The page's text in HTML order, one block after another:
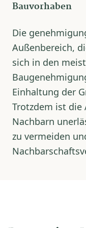
Bauvorhaben
Die
Außenbereich,
sich in den
Einhaltung der
Trotzdem ist die
Nachbarn
zu vermeiden